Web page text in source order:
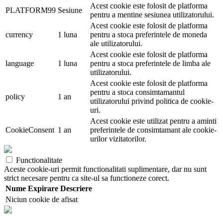
PLATFORM99 Sesiune
Acest cookie este folosit de platforma
pentru a mentine sesiunea utilizatorului.
currency 1 luna
Acest cookie este folosit de platforma
pentru a stoca preferintele de moneda
ale utilizatorului.
language 1 luna
Acest cookie este folosit de platforma
pentru a stoca preferintele de limba ale
utilizatorului.
policy 1 an
Acest cookie este folosit de platforma
pentru a stoca consimtamantul
utilizatorului privind politica de cookie-
uri.
CookieConsent 1 an
Acest cookie este utilizat pentru a aminti
preferintele de consimtamant ale cookie-
urilor vizitatorilor.
Functionalitate
Aceste cookie-uri permit functionalitati suplimentare, dar nu sunt
strict necesare pentru ca site-ul sa functioneze corect.
Nume Expirare Descriere
Niciun cookie de afisat